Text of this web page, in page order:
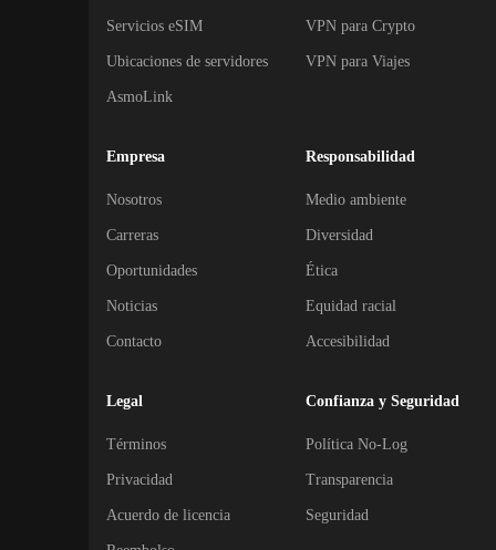
Servicios eSIM
Ubicaciones de servidores
AsmoLink
VPN para Crypto
VPN para Viajes
Empresa
Nosotros
Carreras
Oportunidades
Noticias
Contacto
Responsabilidad
Medio ambiente
Diversidad
Ética
Equidad racial
Accesibilidad
Legal
Términos
Privacidad
Acuerdo de licencia
Confianza y Seguridad
Política No-Log
Transparencia
Seguridad